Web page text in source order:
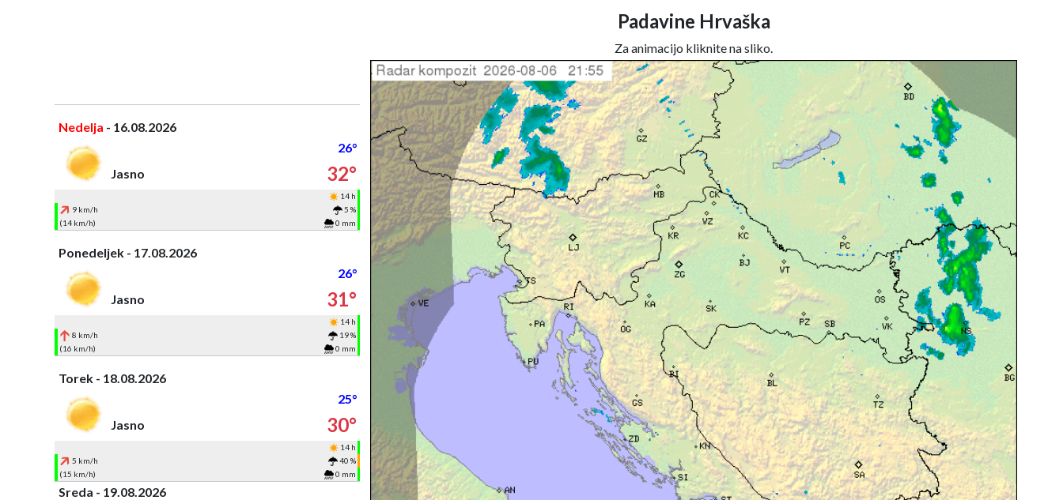
Nedelja - 16.08.2026
26°
Jasno
32°
14 h
9 km/h
5 %
(14 km/h)
0 mm
Ponedeljek - 17.08.2026
26°
Jasno
31°
14 h
8 km/h
19 %
(16 km/h)
0 mm
Torek - 18.08.2026
25°
Jasno
30°
14 h
5 km/h
40 %
(15 km/h)
0 mm
Sreda - 19.08.2026
Padavine Hrvaška
Za animacijo kliknite na sliko.